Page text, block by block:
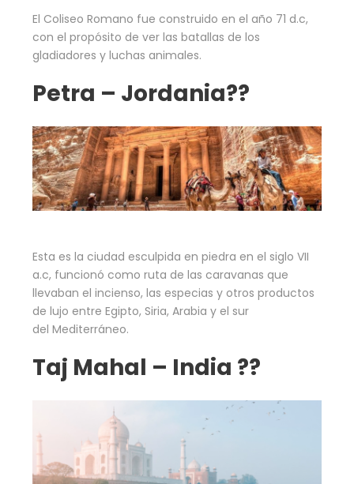
El Coliseo Romano fue construido en el año 71 d.c,
con el propósito de ver las batallas de los
gladiadores y luchas animales.
Petra – Jordania??
Esta es la ciudad esculpida en piedra en el siglo VII
a.c, funcionó como ruta de las caravanas que
llevaban el incienso, las especias y otros productos
de lujo entre Egipto, Siria, Arabia y el sur
del Mediterráneo.
Taj Mahal – India ??